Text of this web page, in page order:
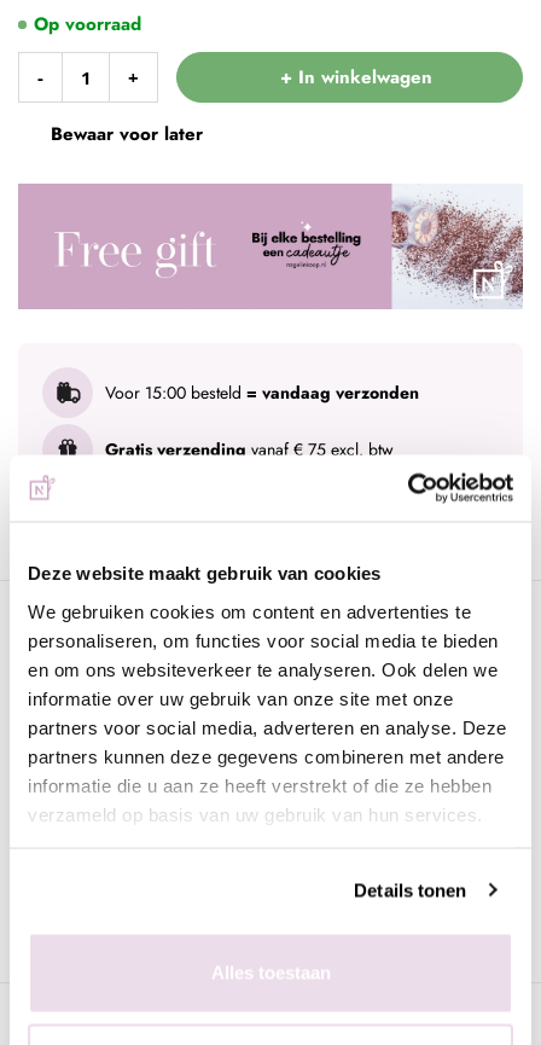
Deze website maakt gebruik van cookies
We gebruiken cookies om content en advertenties te
personaliseren, om functies voor social media te bieden
en om ons websiteverkeer te analyseren. Ook delen we
informatie over uw gebruik van onze site met onze
partners voor social media, adverteren en analyse. Deze
partners kunnen deze gegevens combineren met andere
informatie die u aan ze heeft verstrekt of die ze hebben
verzameld op basis van uw gebruik van hun services.
Details tonen
Alles toestaan
- + + In winkelwagen
Bewaar voor later
Voor 15:00 besteld = vandaag verzonden
Gratis verzending vanaf € 75 excl. btw
WhatsApp met onze specialisten
Op voorraad
Omschrijving
Moyra Nagellak Gel look 960 Roxane
Deze prachtige nagellak in de shiny roze kleur heeft de look
van gel. De nagellak is heel mooi egaal en trekt geen strepen.
Voordelen van de Moyra nagellak met gel look:
Snel drogend
Specificaties